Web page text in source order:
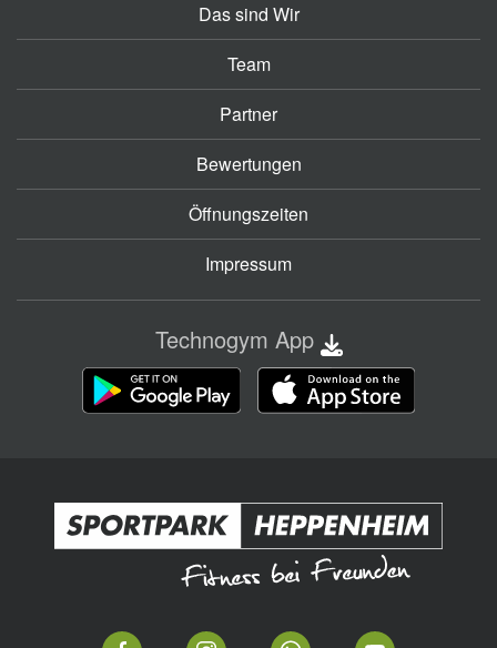
Das sind Wir
Team
Partner
Bewertungen
Öffnungszeiten
Impressum
Technogym App